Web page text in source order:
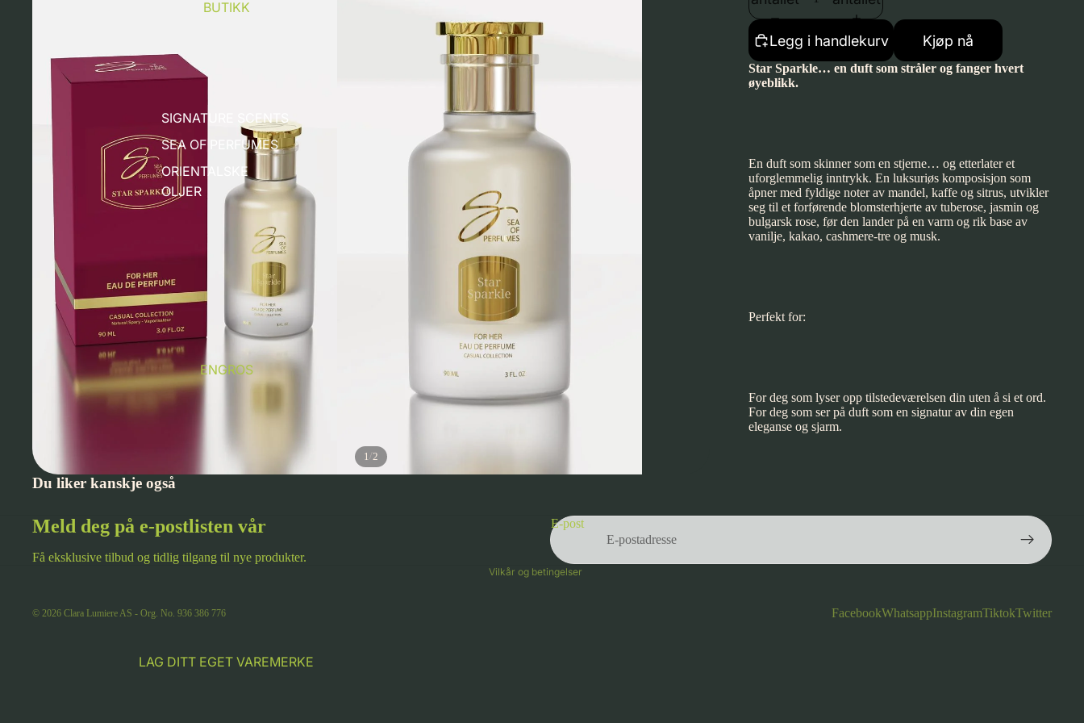
BUTIKK
SIGNATURE SCENTS
SEA OF PERFUMES
ORIENTALSKE
OLJER
ENGROS
LAG DITT EGET VAREMERKE
1/2
Legg i handlekurv Kjøp nå
Star Sparkle… en duft som stråler og fanger hvert
øyeblikk.
En duft som skinner som en stjerne… og etterlater et
uforglemmelig inntrykk. En luksuriøs komposisjon som
åpner med fyldige noter av mandel, kaffe og sitrus, utvikler
seg til et forførende blomsterhjerte av tuberose, jasmin og
bulgarsk rose, før den lander på en varm og rik base av
vanilje, kakao, cashmere-tre og musk.
Perfekt for:
For deg som lyser opp tilstedeværelsen din uten å si et ord.
For deg som ser på duft som en signatur av din egen
eleganse og sjarm.
Du liker kanskje også
Meld deg på e-postlisten vår
Få eksklusive tilbud og tidlig tilgang til nye produkter.
E-post
© 2026 Clara Lumiere AS - Org. No. 936 386 776
Vilkår og betingelser
Vilkår for bruk
Kontaktinformasjon
FacebookWhatsappInstagramTiktokTwitter